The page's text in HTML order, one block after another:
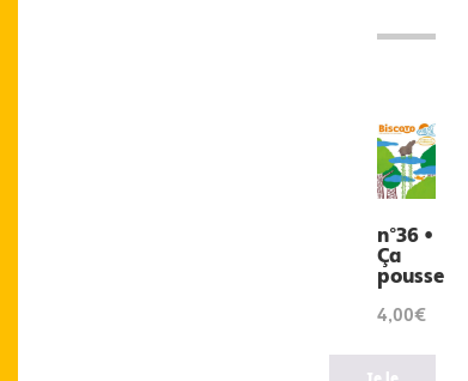
n°36 •
Ça
pousse
4,00€